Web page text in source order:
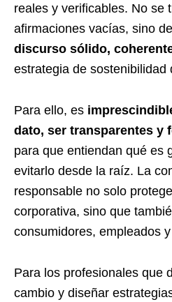
reales y verificables. No se
afirmaciones vacías, sino de
discurso sólido,
estrategia de sostenibilidad
Para ello, es
dato, ser transparentes y
para que entiendan qué es
evitarlo desde la raíz. La
responsable no solo
corporativa, sino que
consumidores, empleados
Para los profesionales que
cambio y diseñar